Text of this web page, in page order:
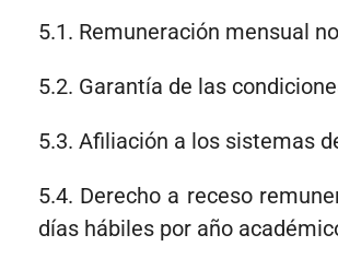
5.1. Remuneración mensual
5.2. Garantía de las
5.3. Afiliación a los sistemas
5.4. Derecho a receso
días hábiles por año